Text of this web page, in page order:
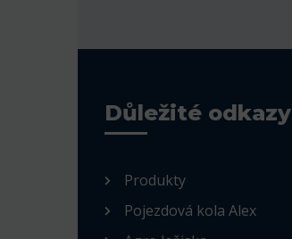
Důležité odkazy
Produkty
Pojezdová kola Alex